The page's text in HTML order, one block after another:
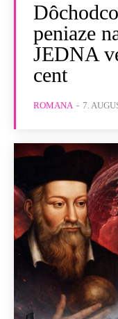
peniaze
JEDNA
cent
ROMANA - 7.